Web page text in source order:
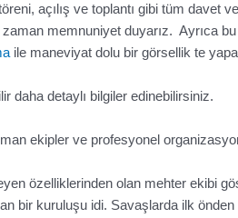
açılış ve toplantı gibi tüm davet
memnuniyet duyarız. Ayrıca
ile maneviyat dolu bir görsellik te
daha detaylı bilgiler edinebilirsiniz.
ekipler ve profesyonel
özelliklerinden olan mehter ekibi
bir kuruluşu idi. Savaşlarda ilk önden